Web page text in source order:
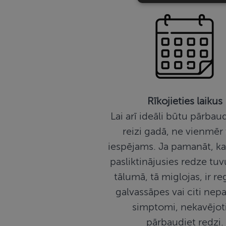
Rīkojieties laikus
Lai arī ideāli būtu
reizi gadā, ne vienmēr
iespējams. Ja pamanāt,
pasliktinājusies redze
tālumā, tā miglojas, ir
galvassāpes vai citi
simptomi,
pārbaudiet redzi.
sīkdatnes
sīkdatnes identificē
tīmekļa vietne
pakalpojumus. Šīs
gadus. Šīs noteikti
Nosaukums